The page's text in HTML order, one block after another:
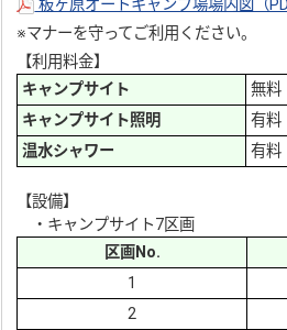
板ヶ原オートキャンプ場場内図（
※マナーを守ってご利用ください。
【利用料金】
キャンプサイト
無料
キャンプサイト照明
有料
温水シャワー
有料
【設備】
・キャンプサイト7区画
区画No.
1
2